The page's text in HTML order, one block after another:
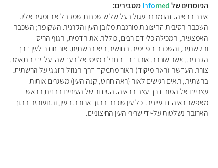
המומחים של Infomed
מסבירים:
איבר הראיה. זהו מבנה עגול בעל שלוש שכבות שמקבל אור ומגיב אליו.
השכבה הסיבית החיצונית מורכבת מלובן העין והקרנית השקופה; השכבה
האמצעית, המכילה כלי דם רבים, כוללת את הדמית, הגוף הריסי
והקשתית, והשכבה הפנימית החושית היא הרשתית. אור חודר לעין דרך
הקרנית, אשר שוברת אותו דרך הנוזל המיימי אל העדשה. על-ידי התאמת
צורת העדשה (ראה מיקוד) האור מתמקד דרך הנוזל הזגוגי על הרשתית.
ברשתית, תאים רגישים לאור (ראה חרוט, קנה העין) משגרים אותות
עצביים אל המוח דרך עצב הראיה. הסידור של העיניים בחזית הראש
מאפשר ראיה דו-עיינית. כל עין שוכנת בתוך ארובת העין, ותנועותיה בתוך
הארובה נשלטות על-ידי שרירי העין החיצוניים.